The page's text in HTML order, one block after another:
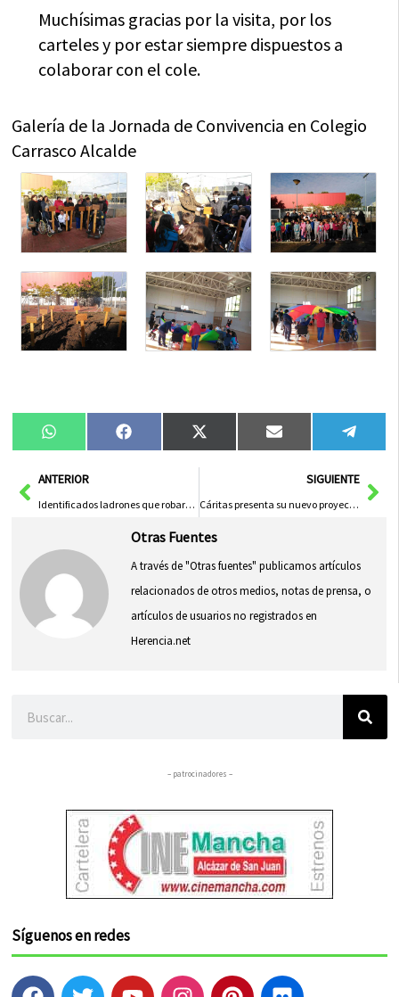
Muchísimas gracias por la visita, por los
carteles y por estar siempre dispuestos a
colaborar con el cole.
Galería de la Jornada de Convivencia en Colegio
Carrasco Alcalde
Compartir
en
WhatsAppCompartir
en
FacebookCompartir
en
X
(Twitter)
Compartir
en
Email
en
AntANTERIOR
Identificados ladrones que robaron en un establecimiento del centro de Herencia
SIGUIENTE
Cáritas presenta su nuevo proyecto de ropero solidario
Otras Fuentes
A través de "Otras fuentes" publicamos artículos
relacionados de otros medios, notas de prensa, o
artículos de usuarios no registrados en
Herencia.net
– patrocinadores –
Síguenos en redes
F T Y I P F